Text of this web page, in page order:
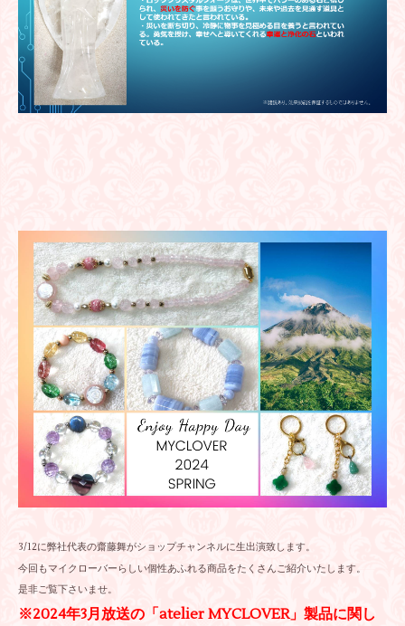
3/12に弊社代表の齋藤舞がショップチャンネルに生出演致します。
今回もマイクローバーらしい個性あふれる商品をたくさんご紹介いたします。
是非ご覧下さいませ。
※2024年3月放送の「atelier MYCLOVER」製品に関し